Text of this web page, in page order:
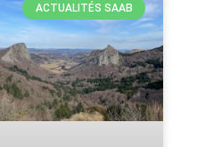
ACTUALITÉS SAAB